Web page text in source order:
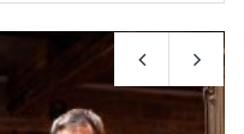
2026 AUG 07
visegrádi